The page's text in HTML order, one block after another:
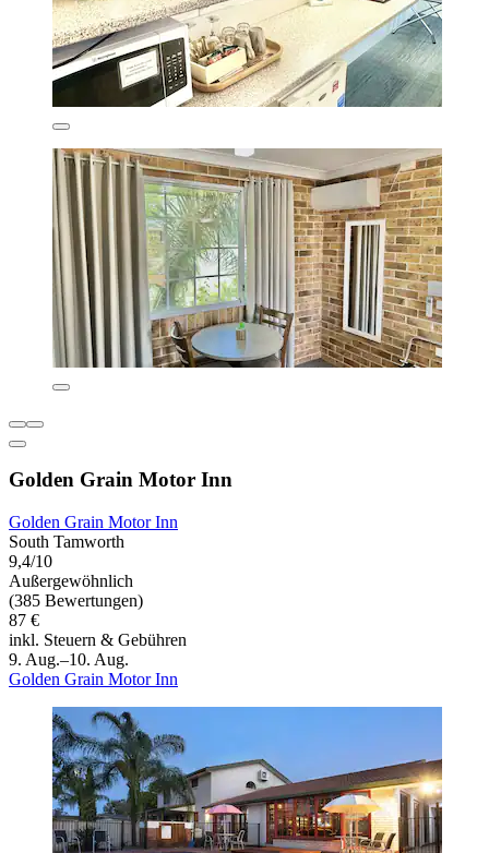
Golden Grain Motor Inn
Golden Grain Motor Inn
South Tamworth
9,4/10
Außergewöhnlich
(385 Bewertungen)
87 €
inkl. Steuern & Gebühren
9. Aug.–10. Aug.
Golden Grain Motor Inn